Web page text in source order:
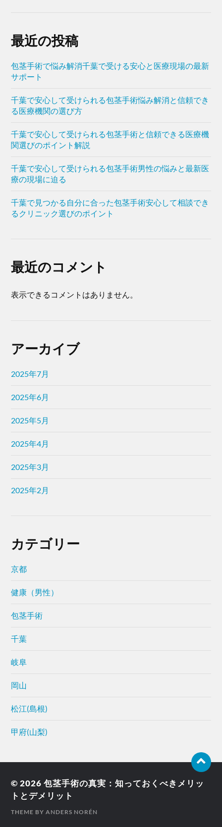
最近の投稿
包茎手術で悩み解消千葉で受ける安心と医療現場の最新
サポート
千葉で安心して受けられる包茎手術悩み解消と信頼でき
る医療機関の選び方
千葉で安心して受けられる包茎手術と信頼できる医療機
関選びのポイント解説
千葉で安心して受けられる包茎手術男性の悩みと最新医
療の現場に迫る
千葉で見つかる自分に合った包茎手術安心して相談でき
るクリニック選びのポイント
最近のコメント
表示できるコメントはありません。
アーカイブ
2025年7月
2025年6月
2025年5月
2025年4月
2025年3月
2025年2月
カテゴリー
京都
健康（男性）
包茎手術
千葉
岐阜
岡山
松江(島根)
甲府(山梨)
© 2026包茎手術の真実：知っておくべきメリッ
トとデメリット
THEME BYANDERS NORÉN